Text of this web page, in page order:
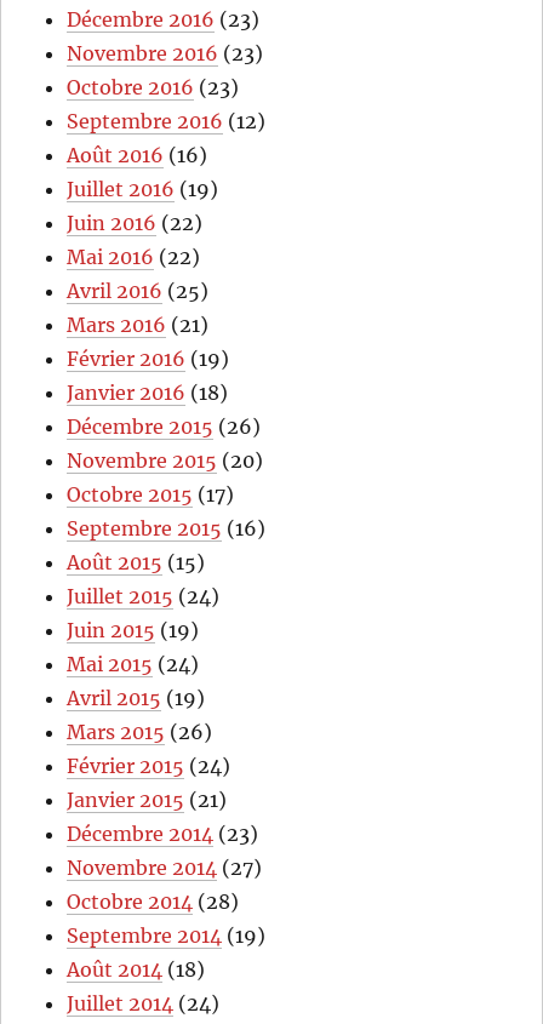
Décembre 2016 (23)
Novembre 2016 (23)
Octobre 2016 (23)
Septembre 2016 (12)
Août 2016 (16)
Juillet 2016 (19)
Juin 2016 (22)
Mai 2016 (22)
Avril 2016 (25)
Mars 2016 (21)
Février 2016 (19)
Janvier 2016 (18)
Décembre 2015 (26)
Novembre 2015 (20)
Octobre 2015 (17)
Septembre 2015 (16)
Août 2015 (15)
Juillet 2015 (24)
Juin 2015 (19)
Mai 2015 (24)
Avril 2015 (19)
Mars 2015 (26)
Février 2015 (24)
Janvier 2015 (21)
Décembre 2014 (23)
Novembre 2014 (27)
Octobre 2014 (28)
Septembre 2014 (19)
Août 2014 (18)
Juillet 2014 (24)